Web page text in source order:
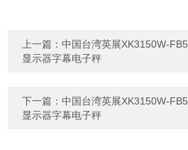
上一篇：中国台湾英展XK3150W-
显示器字幕电子秤
下一篇：中国台湾英展XK3150W-
显示器字幕电子秤